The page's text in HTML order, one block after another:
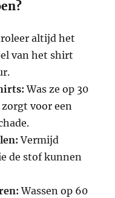
altijd het
van het shirt
Was ze op 30
voor een
Vermijd
de stof kunnen
Wassen op 60